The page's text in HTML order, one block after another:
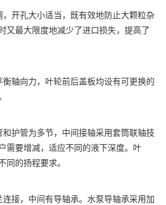
开孔大小适当，既有效地防止大颗粒杂
又最大限度地减少了进口损失，提高了
轴向力，叶轮前后盖板均设有可更换的
护管为多节，中间接轴采用套筒联轴技
需要增减，适应不同的液下深度。叶
的扬程要求。
接，中间有导轴承。水泵导轴承采用加